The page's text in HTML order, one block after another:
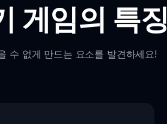
게임의 특징
수 없게 만드는 요소를 발견하세요!